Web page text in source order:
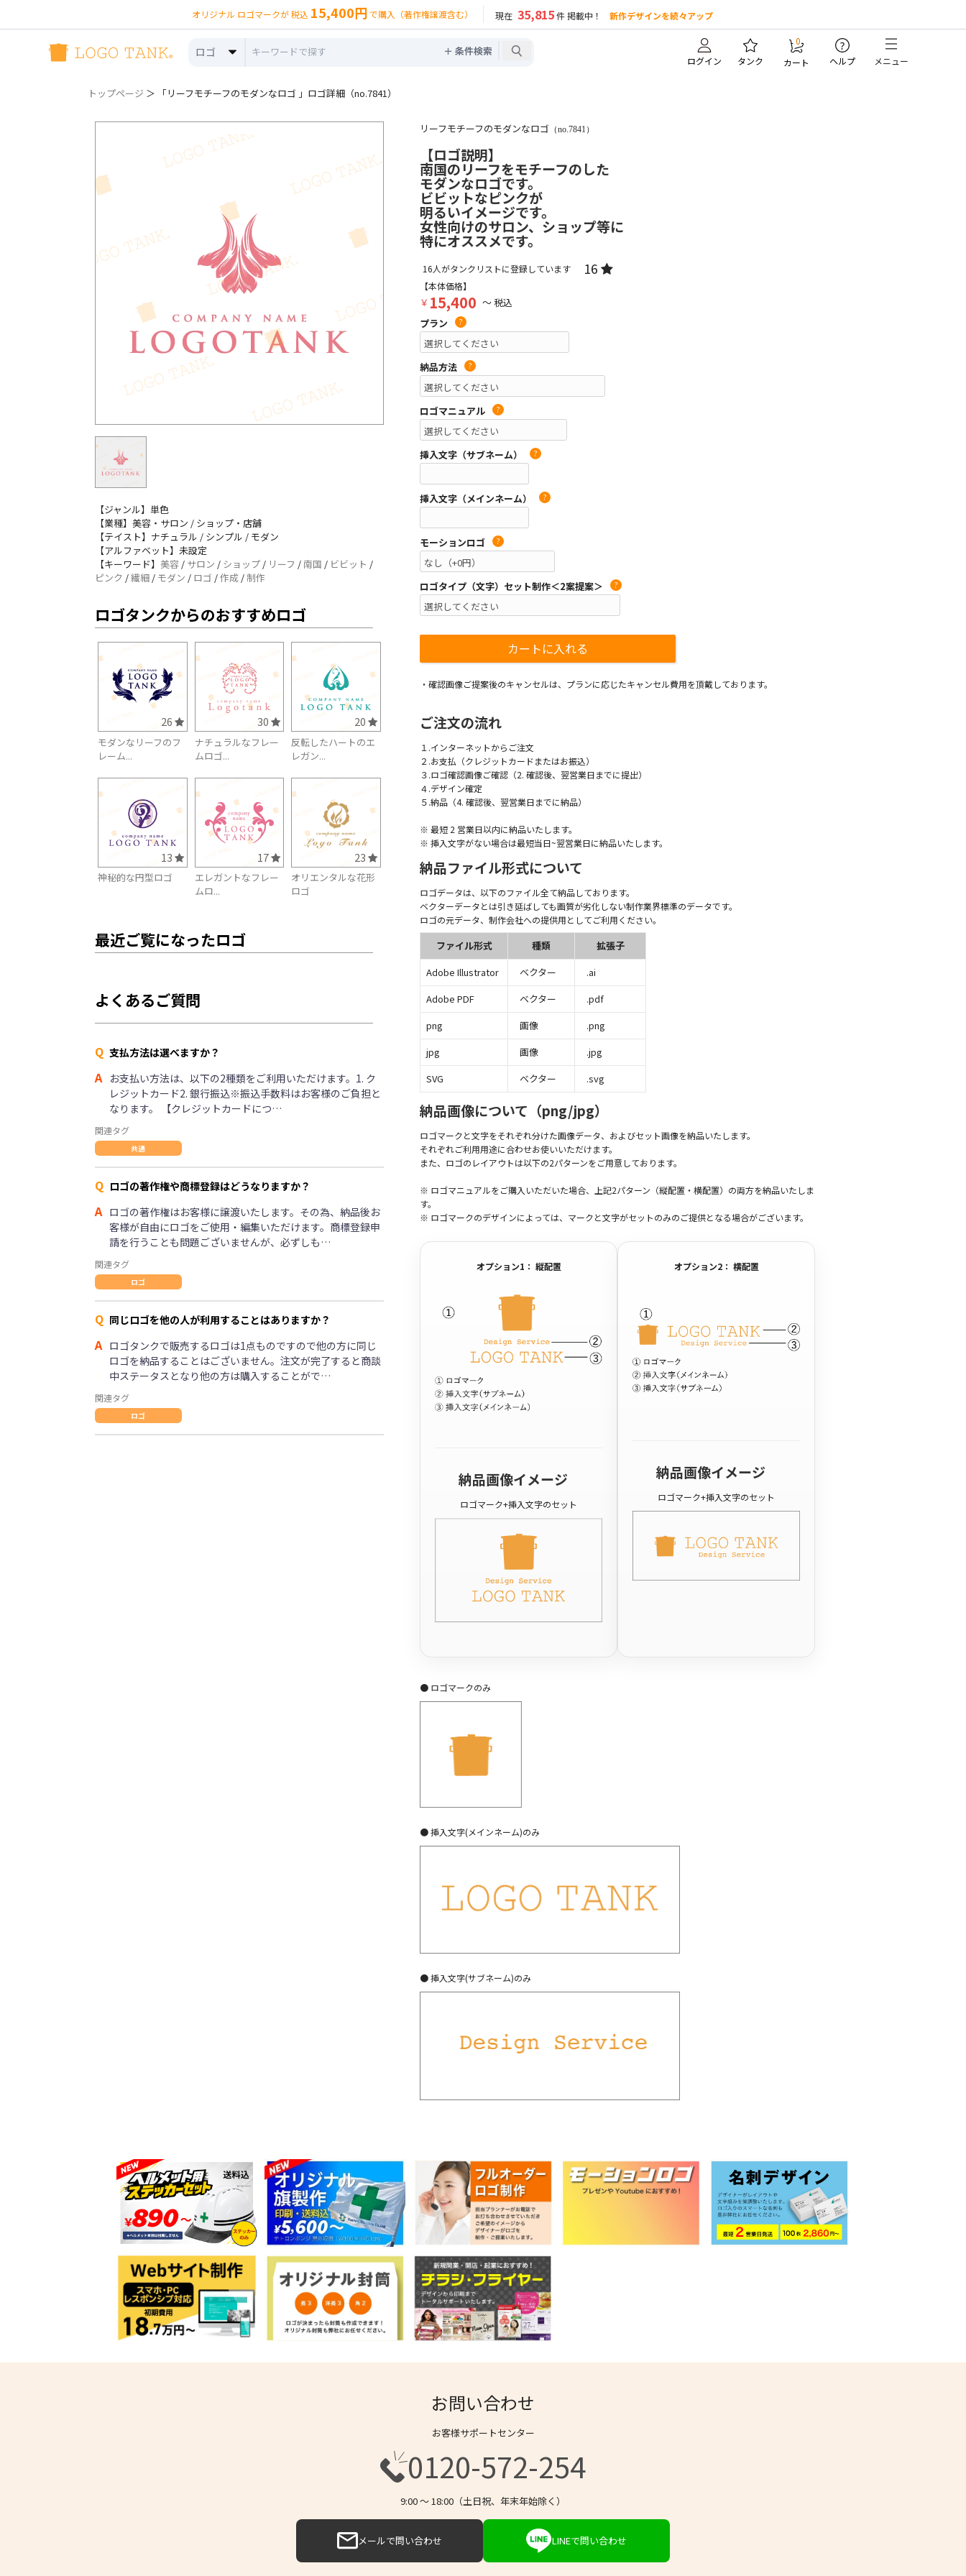
オリジナル ロゴマークが 税込 15,400円 で購入（著作権譲渡含む） 現在 35,815件 掲載中！ 新作デザインを続々アップ
ロゴ ＋ 条件検索
ログイン タンク
0
カート
?
ヘルプ メニュー
トップページ ＞ 「リーフモチーフのモダンなロゴ 」ロゴ詳細（no.7841）
【ジャンル】単色
【業種】美容・サロン / ショップ・店舗
【テイスト】ナチュラル / シンプル / モダン
【アルファベット】未設定
【キーワード】 美容 / サロン / ショップ / リーフ /南国 / ビビット /
ピンク /繊細 / モダン / ロゴ /作成 / 制作
ロゴタンクからのおすすめロゴ
26
モダンなリーフのフ
レーム...
30
ナチュラルなフレー
ムロゴ...
20
反転したハートのエ
レガン...
13
神秘的な円型ロゴ
17
エレガントなフレー
ムロ...
23
オリエンタルな花形
ロゴ
最近ご覧になったロゴ
よくあるご質問
Q 支払方法は選べますか？
A お支払い方法は、以下の2種類をご利用いただけます。1. ク
レジットカード2. 銀行振込※振込手数料はお客様のご負担と
なります。 【クレジットカードにつ…
関連タグ
共通
Q ロゴの著作権や商標登録はどうなりますか？
A ロゴの著作権はお客様に譲渡いたします。その為、納品後お
客様が自由にロゴをご使用・編集いただけます。商標登録申
請を行うことも問題ございませんが、必ずしも…
関連タグ
ロゴ
Q 同じロゴを他の人が利用することはありますか？
A ロゴタンクで販売するロゴは1点ものですので他の方に同じ
ロゴを納品することはございません。注文が完了すると商談
中ステータスとなり他の方は購入することがで…
関連タグ
ロゴ
リーフモチーフのモダンなロゴ （no.7841）
【ロゴ説明】
南国のリーフをモチーフのした
モダンなロゴです。
ビビットなピンクが
明るいイメージです。
女性向けのサロン、ショップ等に
特にオススメです。
16人がタンクリストに登録しています 16
【本体価格】
￥ 15,400 ～ 税込
プラン
?
納品方法 ?
ロゴマニュアル ?
挿入文字（サブネーム） ?
挿入文字（メインネーム） ?
モーションロゴ ?
ロゴタイプ（文字）セット制作＜2案提案＞ ?
・確認画像ご提案後のキャンセルは、プランに応じたキャンセル費用を頂戴しております。
ご注文の流れ
１.インターネットからご注文
２.お支払（クレジットカードまたはお振込）
３.ロゴ確認画像ご確認（2. 確認後、翌営業日までに提出）
４.デザイン確定
５.納品（4. 確認後、翌営業日までに納品）
※ 最短 2 営業日以内に納品いたします。
※ 挿入文字がない場合は最短当日~翌営業日に納品いたします。
納品ファイル形式について
ロゴデータは、以下のファイル全て納品しております。
ベクターデータとは引き延ばしても画質が劣化しない制作業界標準のデータです。
ロゴの元データ、制作会社への提供用としてご利用ください。
ファイル形式 種類
拡張子
Adobe Illustrator
ベクター
.ai
Adobe PDF
ベクター
.pdf
png
画像
.png
jpg
画像
.jpg
SVG
ベクター .svg
納品画像について（png/jpg）
ロゴマークと文字をそれぞれ分けた画像データ、およびセット画像を納品いたします。
それぞれご利用用途に合わせお使いいただけます。
また、ロゴのレイアウトは以下の2パターンをご用意しております。
※ ロゴマニュアルをご購入いただいた場合、上記2パターン（縦配置・横配置）の両方を納品いたしま
す。
※ ロゴマークのデザインによっては、マークと文字がセットのみのご提供となる場合がございます。
オプション1： 縦配置
納品画像イメージ
ロゴマーク+挿入文字のセット
オプション2： 横配置
納品画像イメージ
ロゴマーク+挿入文字のセット
● ロゴマークのみ
● 挿入文字(メインネーム)のみ
● 挿入文字(サブネーム)のみ
お問い合わせ
お客様サポートセンター
0120-572-254
9:00 〜 18:00（土日祝、年末年始除く）
メールで問い合わせ LINEで問い合わせ